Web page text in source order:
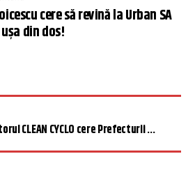
cere să revină la Urban SA
din dos!
CLEAN CYCLO cere Prefecturii ...